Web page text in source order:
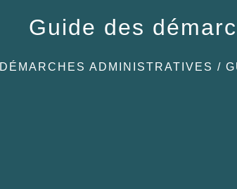
Guide des
DÉMARCHES ADMINISTRATIVES /